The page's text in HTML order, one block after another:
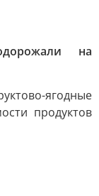
на
ягодные
продуктов